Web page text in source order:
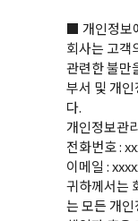
■ 개인정보
회사는 고객
관련한 불만
부서 및 개
다.
개인정보관
전화번호 :
이메일 :
귀하께서는
는 모든 개